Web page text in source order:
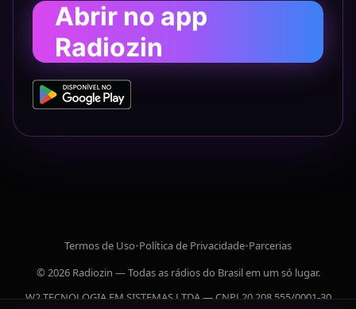
Abrir no app
Radiozin
Termos de Uso•Política de Privacidade•Parcerias
© 2026 Radiozin — Todas as rádios do Brasil em um só lugar.
W2 TECNOLOGIA EM SISTEMAS LTDA — CNPJ 20.208.555/0001-30